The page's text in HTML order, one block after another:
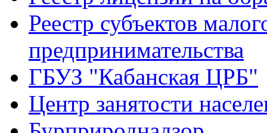
Реестр субъектов
предпринимательства
ГБУЗ "Кабанская ЦРБ"
Центр занятости